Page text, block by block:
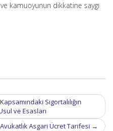
kamuoyunun dikkatine saygı
Sigortalılığın
ve Esasları
Avukatlık Asgari Ücret Tarifesi →